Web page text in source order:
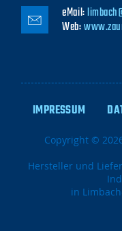
eMail:
Web:
ÜBERSPRINGEN
IMPRESSUM
Copyright ©
Hersteller und
in